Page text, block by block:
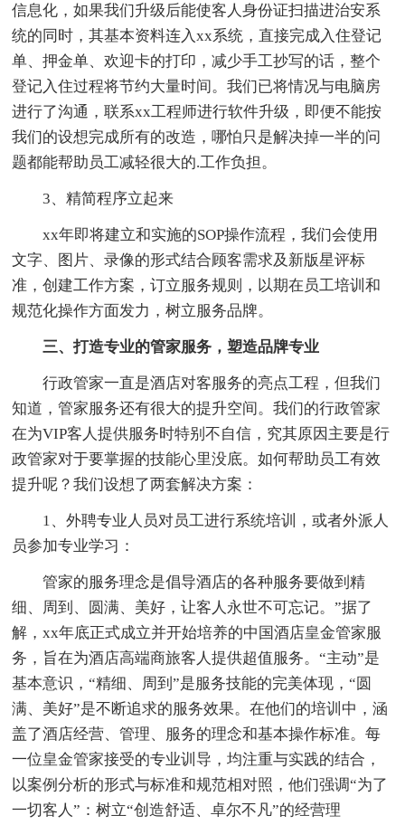
信息化，如果我们升级后能使客人身份证扫描进治安系
统的同时，其基本资料连入xx系统，直接完成入住登记
单、押金单、欢迎卡的打印，减少手工抄写的话，整个
登记入住过程将节约大量时间。我们已将情况与电脑房
进行了沟通，联系xx工程师进行软件升级，即便不能按
我们的设想完成所有的改造，哪怕只是解决掉一半的问
题都能帮助员工减轻很大的.工作负担。
3、精简程序立起来
xx年即将建立和实施的SOP操作流程，我们会使用
文字、图片、录像的形式结合顾客需求及新版星评标
准，创建工作方案，订立服务规则，以期在员工培训和
规范化操作方面发力，树立服务品牌。
三、打造专业的管家服务，塑造品牌专业
行政管家一直是酒店对客服务的亮点工程，但我们
知道，管家服务还有很大的提升空间。我们的行政管家
在为VIP客人提供服务时特别不自信，究其原因主要是行
政管家对于要掌握的技能心里没底。如何帮助员工有效
提升呢？我们设想了两套解决方案：
1、外聘专业人员对员工进行系统培训，或者外派人
员参加专业学习：
管家的服务理念是倡导酒店的各种服务要做到精
细、周到、圆满、美好，让客人永世不可忘记。”据了
解，xx年底正式成立并开始培养的中国酒店皇金管家服
务，旨在为酒店高端商旅客人提供超值服务。“主动”是
基本意识，“精细、周到”是服务技能的完美体现，“圆
满、美好”是不断追求的服务效果。在他们的培训中，涵
盖了酒店经营、管理、服务的理念和基本操作标准。每
一位皇金管家接受的专业训导，均注重与实践的结合，
以案例分析的形式与标准和规范相对照，他们强调“为了
一切客人”：树立“创造舒适、卓尔不凡”的经营理